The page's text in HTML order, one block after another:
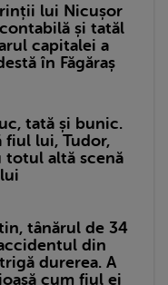
lui Nicușor
și tatăl
capitalei a
în Făgăraș
tată și bunic.
fiul lui, Tudor,
totul altă scenă
tânărul de 34
din
durerea. A
cum fiul ei